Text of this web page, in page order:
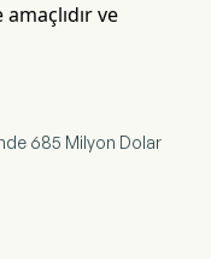
ve
685 Milyon Dolar